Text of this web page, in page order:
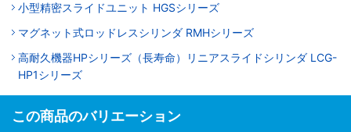
小型精密スライドユニット HGSシリーズ
マグネット式ロッドレスシリンダ RMHシリーズ
高耐久機器HPシリーズ（長寿命）リニアスライドシリンダ LCG-
HP1シリーズ
この商品のバリエーション